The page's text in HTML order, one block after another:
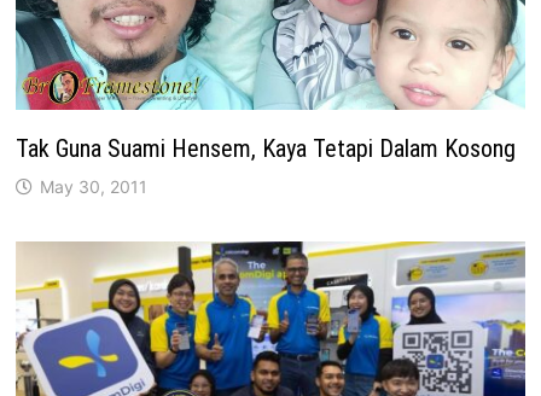
Tak Guna Suami Hensem, Kaya Tetapi Dalam Kosong
May 30, 2011